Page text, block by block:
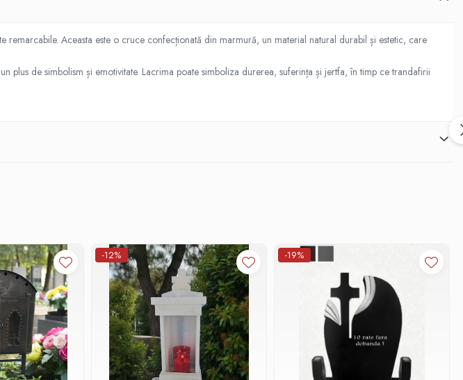
Aceasta este o cruce confecționată din marmură, un material natural durabil și estetic, care
de simbolism și emotivitate. Lacrima poate simboliza durerea, suferința și jertfa, în timp ce trandafirii
-12% -19%